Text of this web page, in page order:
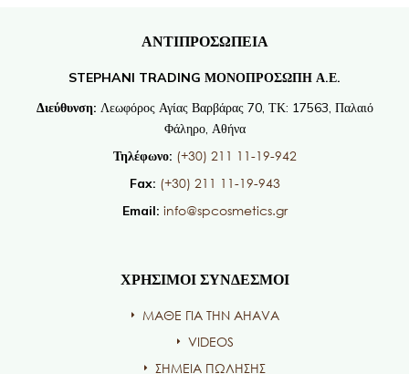
ΑΝΤΙΠΡΟΣΩΠΕΙΑ
STEPHANI TRADING ΜΟΝΟΠΡΟΣΩΠΗ Α.Ε.
Διεύθυνση: Λεωφόρος Αγίας Βαρβάρας 70, ΤΚ: 17563, Παλαιό
Φάληρο, Αθήνα
Τηλέφωνο: (+30) 211 11-19-942
Fax: (+30) 211 11-19-943
Email: info@spcosmetics.gr
ΧΡΗΣΙΜΟΙ ΣΥΝΔΕΣΜΟΙ
ΜΑΘΕ ΓΙΑ ΤΗΝ AHAVA
VIDEOS
ΣΗΜΕΙΑ ΠΩΛΗΣΗΣ